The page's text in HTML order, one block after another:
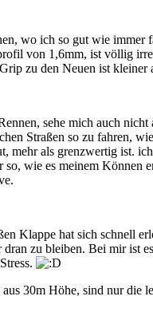
wo ich so gut wie immer
von 1,6mm, ist völlig
zu den Neuen ist kleiner
sehe mich auch nicht
Straßen so zu fahren,
mehr als grenzwertig ist.
so, wie es meinem Können
Klappe hat sich schnell
dran zu bleiben. Bei mir ist
30m Höhe, sind nur die